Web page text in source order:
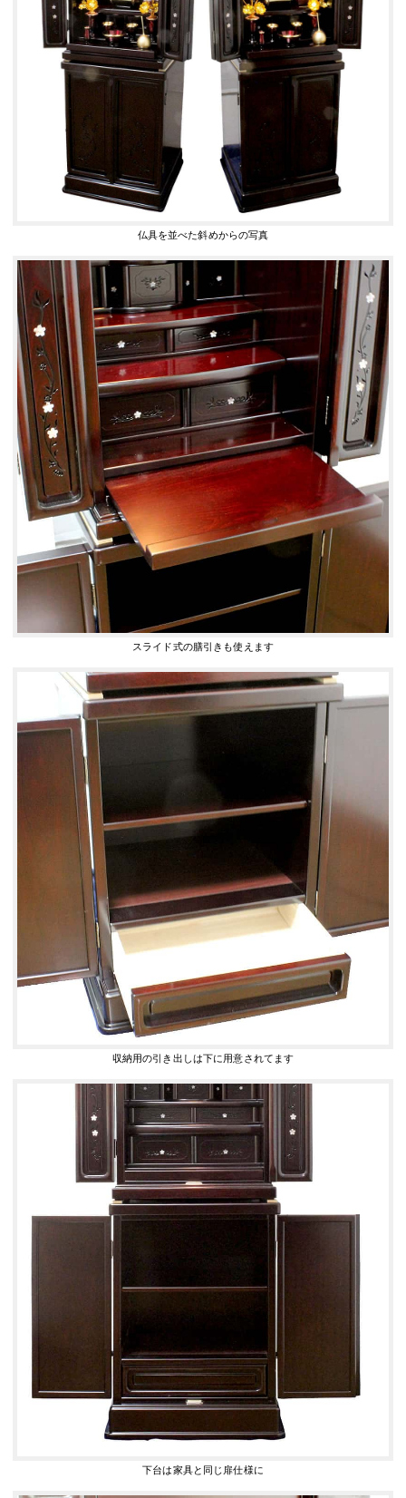
仏具を並べた斜めからの写真
スライド式の膳引きも使えます
収納用の引き出しは下に用意されてます
下台は家具と同じ扉仕様に